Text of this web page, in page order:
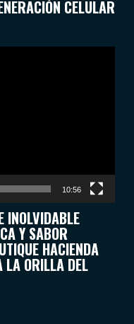
CELULAR
10:56
INOLVIDABLE
Y SABOR
HACIENDA
LA ORILLA DEL